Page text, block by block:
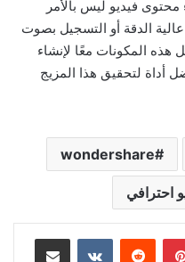
محتوى فيديو ليس بالأمر
الدقة أو التسجيل بصوت
المكونات معًا لإنشاء
أداة لتحقيق هذا المزيج
wondershare
احترافي
بينتيريست مشاركة عبر البريد